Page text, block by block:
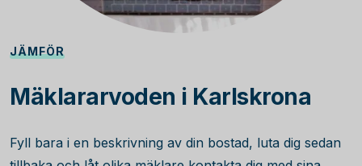
JÄMFÖR
Mäklararvoden i Karlskrona
Fyll bara i en beskrivning av din bostad, luta dig sedan